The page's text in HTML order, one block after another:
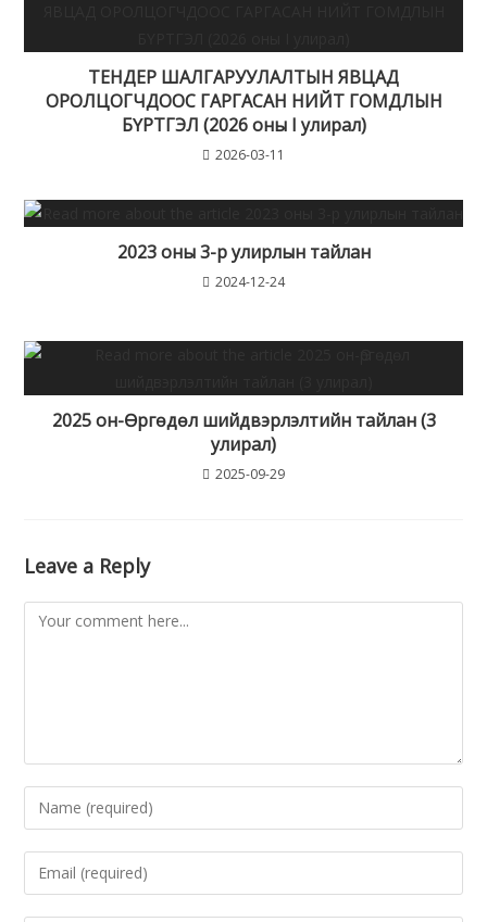
ТЕНДЕР ШАЛГАРУУЛАЛТЫН ЯВЦАД
ОРОЛЦОГЧДООС ГАРГАСАН НИЙТ ГОМДЛЫН
БҮРТГЭЛ (2026 оны I улирал)
2026-03-11
2023 оны 3-р улирлын тайлан
2024-12-24
2025 он-Өргөдөл шийдвэрлэлтийн тайлан (3
улирал)
2025-09-29
Leave a Reply